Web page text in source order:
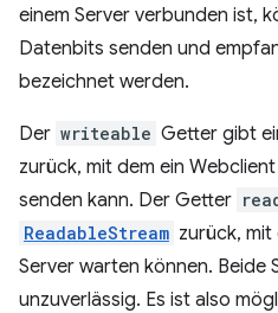
einem Server verbunden ist,
Datenbits senden und
bezeichnet werden.
Der writeable Getter gibt
zurück, mit dem ein
senden kann. Der Getter
ReadableStream zurück, mit
Server warten können. Beide
unzuverlässig. Es ist also